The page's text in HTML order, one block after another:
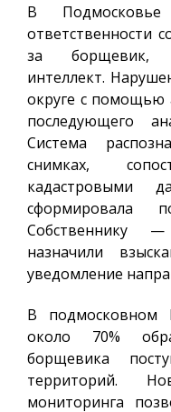
В
ответственности
за борщевик,
интеллект.
округе с помощью
последующего
Система
снимках,
кадастровыми
сформировала
Собственнику
назначили
уведомление
В подмосковном
около 70%
борщевика
территорий.
мониторинга